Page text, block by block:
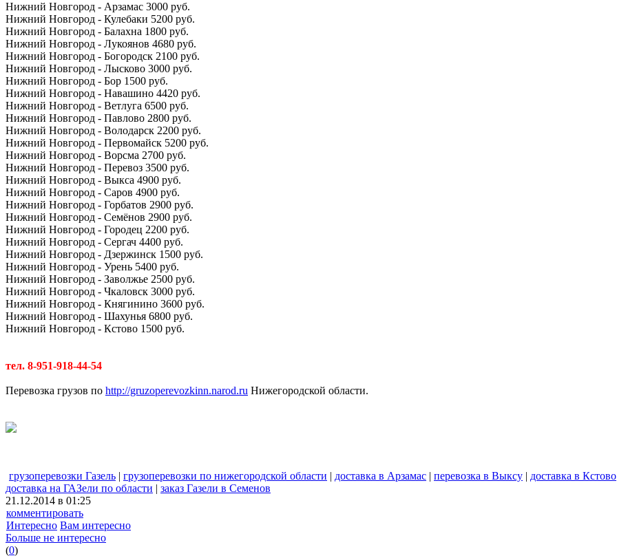
Нижний Новгород - Арзамас 3000 руб.
Нижний Новгород - Кулебаки 5200 руб.
Нижний Новгород - Балахна 1800 руб.
Нижний Новгород - Лукоянов 4680 руб.
Нижний Новгород - Богородск 2100 руб.
Нижний Новгород - Лысково 3000 руб.
Нижний Новгород - Бор 1500 руб.
Нижний Новгород - Навашино 4420 руб.
Нижний Новгород - Ветлуга 6500 руб.
Нижний Новгород - Павлово 2800 руб.
Нижний Новгород - Володарск 2200 руб.
Нижний Новгород - Первомайск 5200 руб.
Нижний Новгород - Ворсма 2700 руб.
Нижний Новгород - Перевоз 3500 руб.
Нижний Новгород - Выкса 4900 руб.
Нижний Новгород - Саров 4900 руб.
Нижний Новгород - Горбатов 2900 руб.
Нижний Новгород - Семёнов 2900 руб.
Нижний Новгород - Городец 2200 руб.
Нижний Новгород - Сергач 4400 руб.
Нижний Новгород - Дзержинск 1500 руб.
Нижний Новгород - Урень 5400 руб.
Нижний Новгород - Заволжье 2500 руб.
Нижний Новгород - Чкаловск 3000 руб.
Нижний Новгород - Княгинино 3600 руб.
Нижний Новгород - Шахунья 6800 руб.
Нижний Новгород - Кстово 1500 руб.
тел. 8-951-918-44-54
Перевозка грузов по http://gruzoperevozkinn.narod.ru Нижегородской области.
грузоперевозки Газель | грузоперевозки по нижегородской области | доставка в Арзамас | перевозка в Выксу | доставка в Кстово
доставка на ГАЗели по области | заказ Газели в Семенов
21.12.2014 в 01:25
комментировать
Интересно Вам интересно
Больше не интересно
(0)